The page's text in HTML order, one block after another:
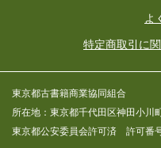
よ
特定商取引に
東京都古書籍商業協同組合
所在地：東京都千代田区神田小
東京都公安委員会許可済 許可